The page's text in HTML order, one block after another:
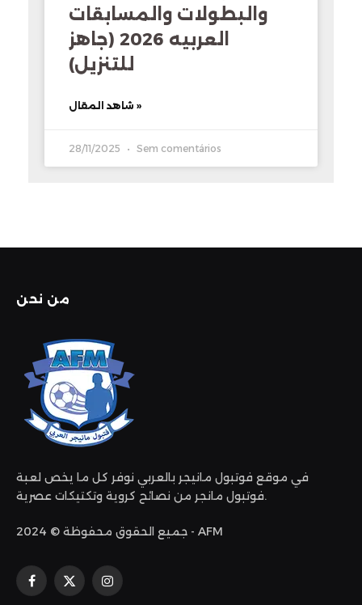
والبطولات والمسابقات
العربيه 2026 (جاهز
للتنزيل)
شاهد المقال »
28/11/2025 Sem comentários
من نحن
في موقع فوتبول مانيجر بالعربي نوفر كل ما يخص لعبة
فوتبول مانجر من نصائح كروية وتكتيكات عصرية.
جميع الحقوق محفوظة © 2024 - AFM
فيسبوك
X
الانستغرام